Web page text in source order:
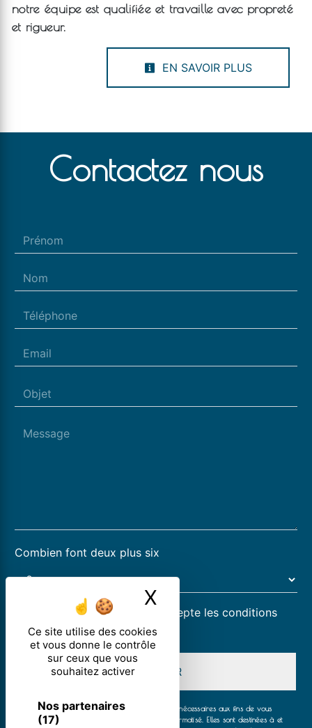
Ce site utilise des cookies
et vous donne le contrôle
sur ceux que vous
souhaitez activer
Nos partenaires
(17)
X Masquer le
notre équipe est qualifiée et travaille avec propreté
et rigueur.
EN SAVOIR PLUS
Contactez nous
Combien font deux plus six
En cochant cette case, j'accepte les conditions
particulières ci-dessous **
ENVOYER
** Les données personnelles communiquées sont nécessaires aux fins de vous
contacter et sont enregistrées dans un fichier informatisé. Elles sont destinées à et